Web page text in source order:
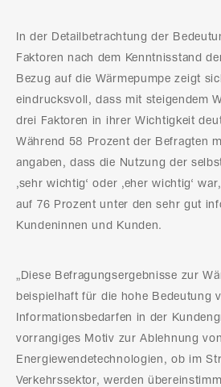
In der Detailbetrachtung der
Faktoren nach dem Kenntnisstand
Bezug auf die Wärmepumpe zeigt
eindrucksvoll, dass mit steigendem
drei Faktoren in ihrer Wichtigkeit
Während 58 Prozent der Befragten
angaben, dass die Nutzung der
‚sehr wichtig‘ oder ‚eher wichtig‘
auf 76 Prozent unter den sehr gut
Kundeninnen und Kunden.
„Diese Befragungsergebnisse zur
beispielhaft für die hohe Bedeutung
Informationsbedarfen in der
vorrangiges Motiv zur Ablehnung von
Energiewendetechnologien, ob im
Verkehrssektor, werden